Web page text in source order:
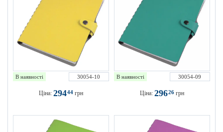
В наявності 30054-10
Ціна: 29444 грн
В наявності 30054-09
Ціна: 29626 грн